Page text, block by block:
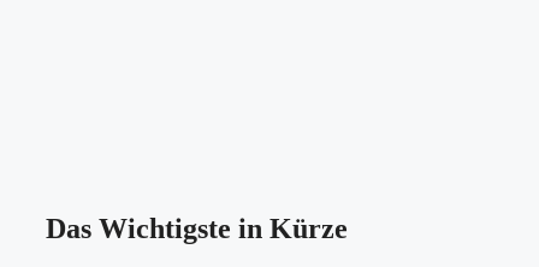
Das Wichtigste in Kürze